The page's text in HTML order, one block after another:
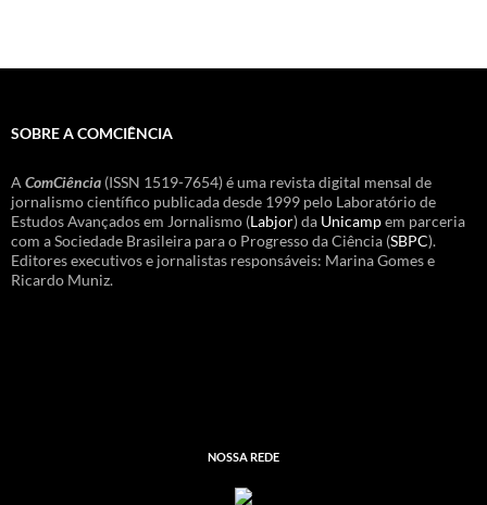
SOBRE A COMCIÊNCIA
A ComCiência (ISSN 1519-7654) é uma revista digital mensal de
jornalismo científico publicada desde 1999 pelo Laboratório de
Estudos Avançados em Jornalismo (Labjor) da Unicampem parceria
com a Sociedade Brasileira para o Progresso da Ciência (SBPC).
Editores executivos e jornalistas responsáveis: Marina Gomes e
Ricardo Muniz.
NOSSA REDE